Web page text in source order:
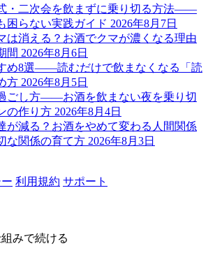
・二次会を飲まずに乗り切る方法——
困らない実践ガイド 2026年8月7日
は消える？お酒でクマが濃くなる理由
間 2026年8月6日
め8選——読むだけで飲まなくなる「読
方 2026年8月5日
ごし方——お酒を飲まない夜を乗り切
の作り方 2026年8月4日
が減る？お酒をやめて変わる人間関係
な関係の育て方 2026年8月3日
利用規約 サポート
みで続ける